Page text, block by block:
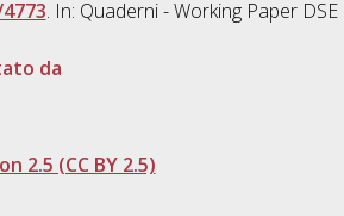
. In: Quaderni - Working Paper DSE
da
2.5 (CC BY 2.5)